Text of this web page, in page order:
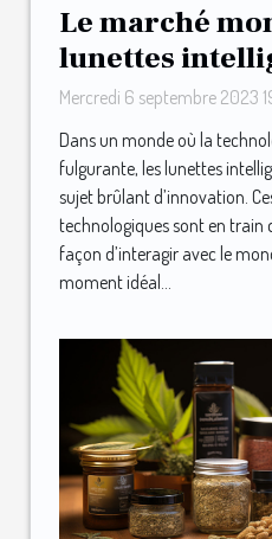
Le marché
lunettes
positionne
Mercredi 6 septembre 2023
Dans un monde où la
fulgurante, les lunettes
sujet brûlant d’innovation.
technologiques sont en train
façon d’interagir avec le
moment idéal...